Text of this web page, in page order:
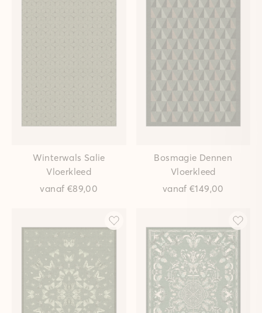
Winterwals Salie
Vloerkleed
vanaf €89,00
Bosmagie Dennen
Vloerkleed
vanaf€149,00